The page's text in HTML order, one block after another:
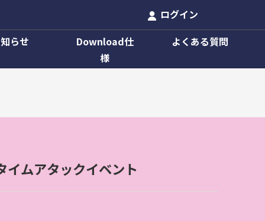
ログイン
らせ
Download仕
様
よくある質問
イムアタックイベント